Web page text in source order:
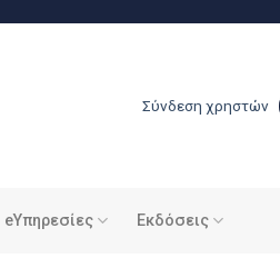
Σύνδεση χρηστών
eΥπηρεσίες Εκδόσεις